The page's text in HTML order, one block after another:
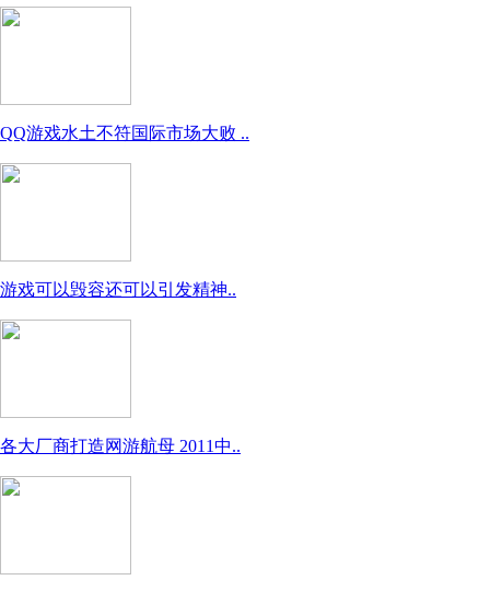
QQ游戏水土不符国际市场大败 ..
游戏可以毁容还可以引发精神..
各大厂商打造网游航母 2011中..